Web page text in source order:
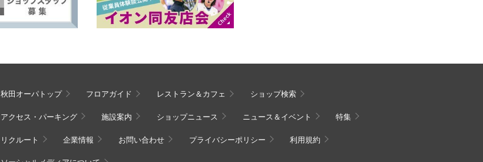
秋田オーパトップ フロアガイド レストラン＆カフェ ショップ検索
アクセス・パーキング 施設案内 ショップニュース ニュース＆イベント 特集
リクルート 企業情報 お問い合わせ プライバシーポリシー 利用規約